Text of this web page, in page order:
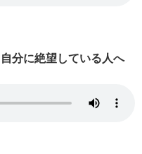
分に絶望している人へ